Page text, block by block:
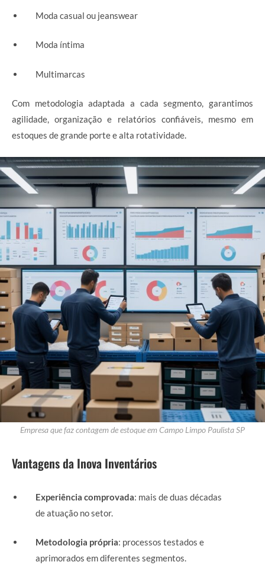
Moda casual ou jeanswear
Moda íntima
Multimarcas
Com metodologia adaptada a cada segmento, garantimos
agilidade, organização e relatórios confiáveis, mesmo em
estoques de grande porte e alta rotatividade.
Empresa que faz contagem de estoque em Campo Limpo Paulista SP
Vantagens da Inova Inventários
Experiência comprovada: mais de duas décadas
de atuação no setor.
Metodologia própria: processos testados e
aprimorados em diferentes segmentos.